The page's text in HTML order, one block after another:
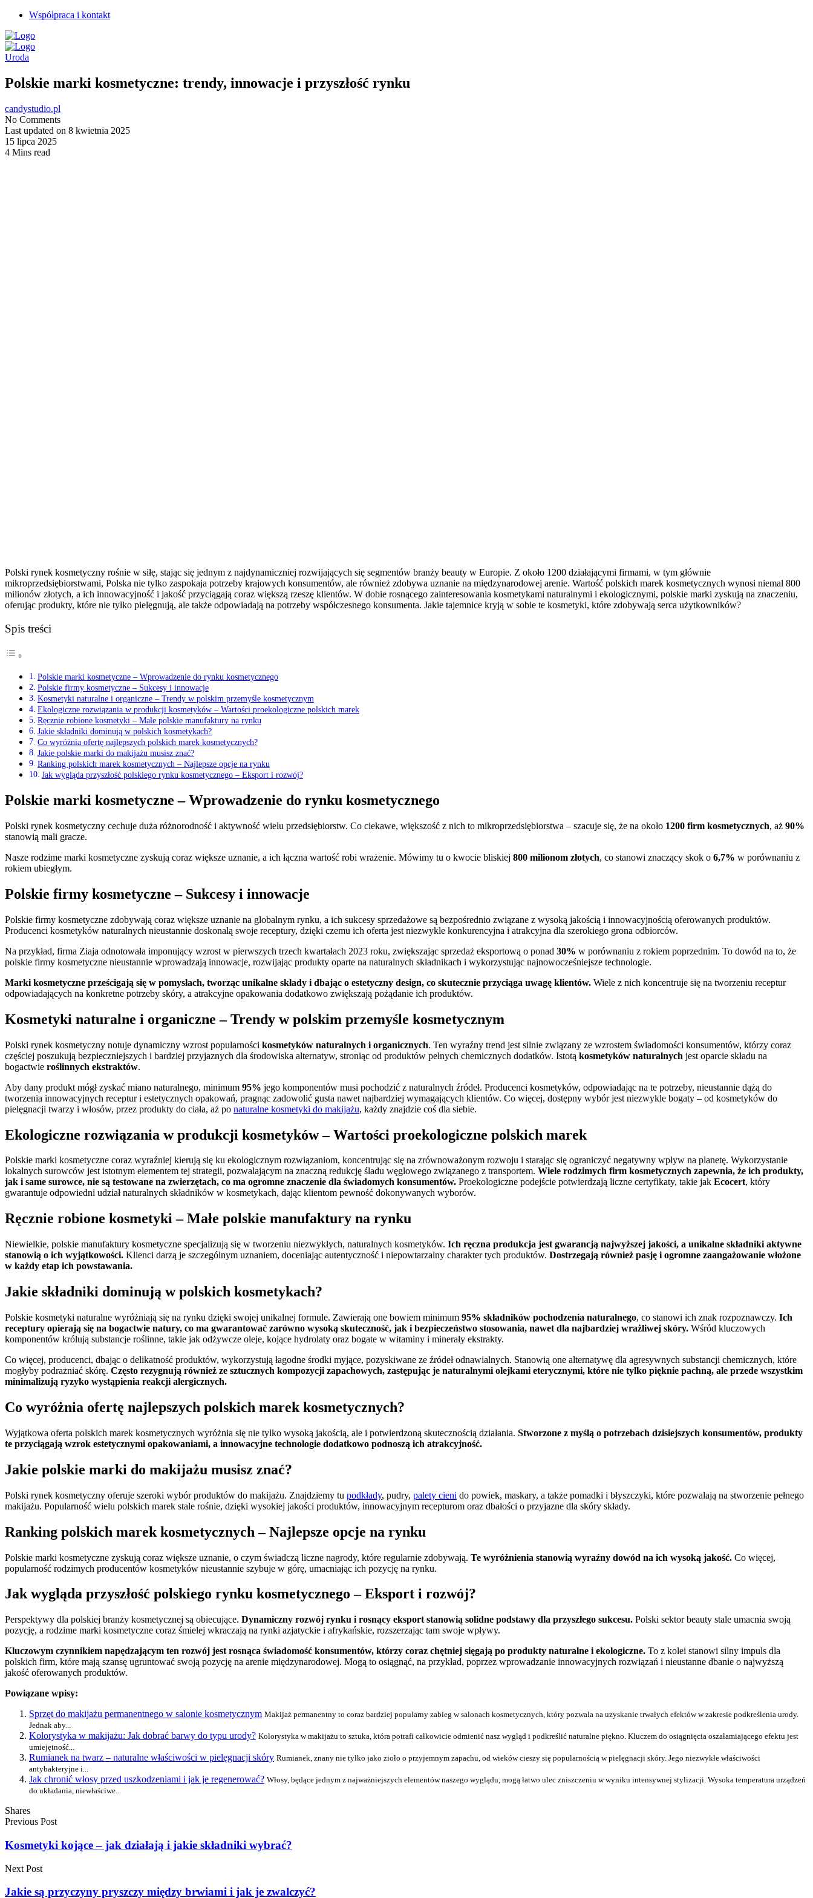
Współpraca i kontakt
Uroda
Polskie marki kosmetyczne: trendy, innowacje i przyszłość rynku
candystudio.pl
No Comments
Last updated on 8 kwietnia 2025
15 lipca 2025
4 Mins read
Polski rynek kosmetyczny rośnie w siłę, stając się jednym z najdynamiczniej rozwijających się segmentów branży beauty w Europie. Z około 1200 działającymi firmami, w tym głównie
mikroprzedsiębiorstwami, Polska nie tylko zaspokaja potrzeby krajowych konsumentów, ale również zdobywa uznanie na międzynarodowej arenie. Wartość polskich marek kosmetycznych wynosi niemal 800
milionów złotych, a ich innowacyjność i jakość przyciągają coraz większą rzeszę klientów. W dobie rosnącego zainteresowania kosmetykami naturalnymi i ekologicznymi, polskie marki zyskują na znaczeniu,
oferując produkty, które nie tylko pielęgnują, ale także odpowiadają na potrzeby współczesnego konsumenta. Jakie tajemnice kryją w sobie te kosmetyki, które zdobywają serca użytkowników?
Spis treści
Polskie marki kosmetyczne – Wprowadzenie do rynku kosmetycznego
Polskie firmy kosmetyczne – Sukcesy i innowacje
Kosmetyki naturalne i organiczne – Trendy w polskim przemyśle kosmetycznym
Ekologiczne rozwiązania w produkcji kosmetyków – Wartości proekologiczne polskich marek
Ręcznie robione kosmetyki – Małe polskie manufaktury na rynku
Jakie składniki dominują w polskich kosmetykach?
Co wyróżnia ofertę najlepszych polskich marek kosmetycznych?
Jakie polskie marki do makijażu musisz znać?
Ranking polskich marek kosmetycznych – Najlepsze opcje na rynku
Jak wygląda przyszłość polskiego rynku kosmetycznego – Eksport i rozwój?
Polskie marki kosmetyczne – Wprowadzenie do rynku kosmetycznego
Polski rynek kosmetyczny cechuje duża różnorodność i aktywność wielu przedsiębiorstw. Co ciekawe, większość z nich to mikroprzedsiębiorstwa – szacuje się, że na około 1200 firm kosmetycznych, aż 90%
stanowią mali gracze.
Nasze rodzime marki kosmetyczne zyskują coraz większe uznanie, a ich łączna wartość robi wrażenie. Mówimy tu o kwocie bliskiej 800 milionom złotych, co stanowi znaczący skok o 6,7% w porównaniu z
rokiem ubiegłym.
Polskie firmy kosmetyczne – Sukcesy i innowacje
Polskie firmy kosmetyczne zdobywają coraz większe uznanie na globalnym rynku, a ich sukcesy sprzedażowe są bezpośrednio związane z wysoką jakością i innowacyjnością oferowanych produktów.
Producenci kosmetyków naturalnych nieustannie doskonalą swoje receptury, dzięki czemu ich oferta jest niezwykle konkurencyjna i atrakcyjna dla szerokiego grona odbiorców.
Na przykład, firma Ziaja odnotowała imponujący wzrost w pierwszych trzech kwartałach 2023 roku, zwiększając sprzedaż eksportową o ponad 30% w porównaniu z rokiem poprzednim. To dowód na to, że
polskie firmy kosmetyczne nieustannie wprowadzają innowacje, rozwijając produkty oparte na naturalnych składnikach i wykorzystując najnowocześniejsze technologie.
Marki kosmetyczne prześcigają się w pomysłach, tworząc unikalne składy i dbając o estetyczny design, co skutecznie przyciąga uwagę klientów. Wiele z nich koncentruje się na tworzeniu receptur
odpowiadających na konkretne potrzeby skóry, a atrakcyjne opakowania dodatkowo zwiększają pożądanie ich produktów.
Kosmetyki naturalne i organiczne – Trendy w polskim przemyśle kosmetycznym
Polski rynek kosmetyczny notuje dynamiczny wzrost popularności kosmetyków naturalnych i organicznych. Ten wyraźny trend jest silnie związany ze wzrostem świadomości konsumentów, którzy coraz
częściej poszukują bezpieczniejszych i bardziej przyjaznych dla środowiska alternatyw, stroniąc od produktów pełnych chemicznych dodatków. Istotą kosmetyków naturalnych jest oparcie składu na
bogactwie roślinnych ekstraktów.
Aby dany produkt mógł zyskać miano naturalnego, minimum 95% jego komponentów musi pochodzić z naturalnych źródeł. Producenci kosmetyków, odpowiadając na te potrzeby, nieustannie dążą do
tworzenia innowacyjnych receptur i estetycznych opakowań, pragnąc zadowolić gusta nawet najbardziej wymagających klientów. Co więcej, dostępny wybór jest niezwykle bogaty – od kosmetyków do
pielęgnacji twarzy i włosów, przez produkty do ciała, aż po naturalne kosmetyki do makijażu, każdy znajdzie coś dla siebie.
Ekologiczne rozwiązania w produkcji kosmetyków – Wartości proekologiczne polskich marek
Polskie marki kosmetyczne coraz wyraźniej kierują się ku ekologicznym rozwiązaniom, koncentrując się na zrównoważonym rozwoju i starając się ograniczyć negatywny wpływ na planetę. Wykorzystanie
lokalnych surowców jest istotnym elementem tej strategii, pozwalającym na znaczną redukcję śladu węglowego związanego z transportem. Wiele rodzimych firm kosmetycznych zapewnia, że ich produkty,
jak i same surowce, nie są testowane na zwierzętach, co ma ogromne znaczenie dla świadomych konsumentów. Proekologiczne podejście potwierdzają liczne certyfikaty, takie jak Ecocert, który
gwarantuje odpowiedni udział naturalnych składników w kosmetykach, dając klientom pewność dokonywanych wyborów.
Ręcznie robione kosmetyki – Małe polskie manufaktury na rynku
Niewielkie, polskie manufaktury kosmetyczne specjalizują się w tworzeniu niezwykłych, naturalnych kosmetyków. Ich ręczna produkcja jest gwarancją najwyższej jakości, a unikalne składniki aktywne
stanowią o ich wyjątkowości. Klienci darzą je szczególnym uznaniem, doceniając autentyczność i niepowtarzalny charakter tych produktów. Dostrzegają również pasję i ogromne zaangażowanie włożone
w każdy etap ich powstawania.
Jakie składniki dominują w polskich kosmetykach?
Polskie kosmetyki naturalne wyróżniają się na rynku dzięki swojej unikalnej formule. Zawierają one bowiem minimum 95% składników pochodzenia naturalnego, co stanowi ich znak rozpoznawczy. Ich
receptury opierają się na bogactwie natury, co ma gwarantować zarówno wysoką skuteczność, jak i bezpieczeństwo stosowania, nawet dla najbardziej wrażliwej skóry. Wśród kluczowych
komponentów królują substancje roślinne, takie jak odżywcze oleje, kojące hydrolaty oraz bogate w witaminy i minerały ekstrakty.
Co więcej, producenci, dbając o delikatność produktów, wykorzystują łagodne środki myjące, pozyskiwane ze źródeł odnawialnych. Stanowią one alternatywę dla agresywnych substancji chemicznych, które
mogłyby podrażniać skórę. Często rezygnują również ze sztucznych kompozycji zapachowych, zastępując je naturalnymi olejkami eterycznymi, które nie tylko pięknie pachną, ale przede wszystkim
minimalizują ryzyko wystąpienia reakcji alergicznych.
Co wyróżnia ofertę najlepszych polskich marek kosmetycznych?
Wyjątkowa oferta polskich marek kosmetycznych wyróżnia się nie tylko wysoką jakością, ale i potwierdzoną skutecznością działania. Stworzone z myślą o potrzebach dzisiejszych konsumentów, produkty
te przyciągają wzrok estetycznymi opakowaniami, a innowacyjne technologie dodatkowo podnoszą ich atrakcyjność.
Jakie polskie marki do makijażu musisz znać?
Polski rynek kosmetyczny oferuje szeroki wybór produktów do makijażu. Znajdziemy tu podkłady, pudry, palety cieni do powiek, maskary, a także pomadki i błyszczyki, które pozwalają na stworzenie pełnego
makijażu. Popularność wielu polskich marek stale rośnie, dzięki wysokiej jakości produktów, innowacyjnym recepturom oraz dbałości o przyjazne dla skóry składy.
Ranking polskich marek kosmetycznych – Najlepsze opcje na rynku
Polskie marki kosmetyczne zyskują coraz większe uznanie, o czym świadczą liczne nagrody, które regularnie zdobywają. Te wyróżnienia stanowią wyraźny dowód na ich wysoką jakość. Co więcej,
popularność rodzimych producentów kosmetyków nieustannie szybuje w górę, umacniając ich pozycję na rynku.
Jak wygląda przyszłość polskiego rynku kosmetycznego – Eksport i rozwój?
Perspektywy dla polskiej branży kosmetycznej są obiecujące. Dynamiczny rozwój rynku i rosnący eksport stanowią solidne podstawy dla przyszłego sukcesu. Polski sektor beauty stale umacnia swoją
pozycję, a rodzime marki kosmetyczne coraz śmielej wkraczają na rynki azjatyckie i afrykańskie, rozszerzając tam swoje wpływy.
Kluczowym czynnikiem napędzającym ten rozwój jest rosnąca świadomość konsumentów, którzy coraz chętniej sięgają po produkty naturalne i ekologiczne. To z kolei stanowi silny impuls dla
polskich firm, które mają szansę ugruntować swoją pozycję na arenie międzynarodowej. Mogą to osiągnąć, na przykład, poprzez wprowadzanie innowacyjnych rozwiązań i nieustanne dbanie o najwyższą
jakość oferowanych produktów.
Powiązane wpisy:
Sprzęt do makijażu permanentnego w salonie kosmetycznym Makijaż permanentny to coraz bardziej popularny zabieg w salonach kosmetycznych, który pozwala na uzyskanie trwałych efektów w zakresie podkreślenia urody.
Jednak aby...
Kolorystyka w makijażu: Jak dobrać barwy do typu urody? Kolorystyka w makijażu to sztuka, która potrafi całkowicie odmienić nasz wygląd i podkreślić naturalne piękno. Kluczem do osiągnięcia oszałamiającego efektu jest
umiejętność...
Rumianek na twarz – naturalne właściwości w pielęgnacji skóry Rumianek, znany nie tylko jako zioło o przyjemnym zapachu, od wieków cieszy się popularnością w pielęgnacji skóry. Jego niezwykłe właściwości
antybakteryjne i...
Jak chronić włosy przed uszkodzeniami i jak je regenerować? Włosy, będące jednym z najważniejszych elementów naszego wyglądu, mogą łatwo ulec zniszczeniu w wyniku intensywnej stylizacji. Wysoka temperatura urządzeń
do układania, niewłaściwe...
Shares
Previous Post
Kosmetyki kojące – jak działają i jakie składniki wybrać?
Next Post
Jakie są przyczyny pryszczy między brwiami i jak je zwalczyć?